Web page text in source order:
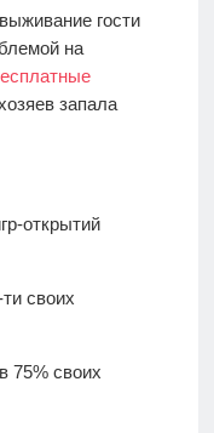
гости
на
запала
открытий
своих
75% своих